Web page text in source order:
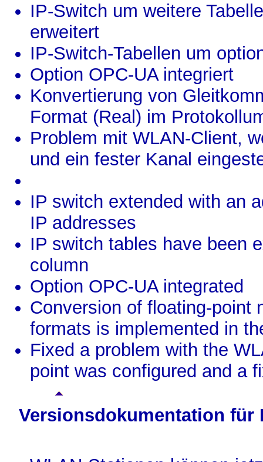
IP-Switch um weitere
erweitert
IP-Switch-Tabellen um
Option OPC-UA integriert
Konvertierung von
Format (Real) im
Problem mit WLAN-Client,
und ein fester Kanal
IP switch extended with an
IP addresses
IP switch tables have been
column
Option OPC-UA integrated
Conversion of floating-point
formats is implemented in
Fixed a problem with the
point was configured and a
Versionsdokumentation für